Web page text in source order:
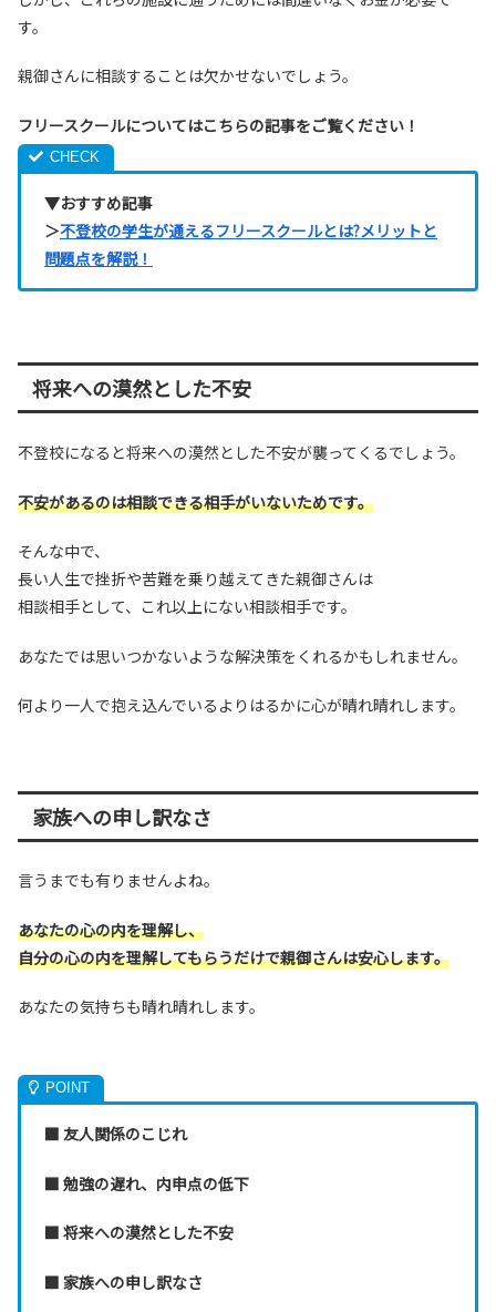
す。
親御さんに相談することは欠かせないでしょう。
フリースクールについてはこちらの記事をご覧ください！
▼おすすめ記事
＞不登校の学生が通えるフリースクールとは?メリットと
問題点を解説！
将来への漠然とした不安
不登校になると将来への漠然とした不安が襲ってくるでしょう。
不安があるのは相談できる相手がいないためです。
そんな中で、
長い人生で挫折や苦難を乗り越えてきた親御さんは
相談相手として、これ以上にない相談相手です。
あなたでは思いつかないような解決策をくれるかもしれません。
何より一人で抱え込んでいるよりはるかに心が晴れ晴れします。
家族への申し訳なさ
言うまでも有りませんよね。
あなたの心の内を理解し、
自分の心の内を理解してもらうだけで親御さんは安心します。
あなたの気持ちも晴れ晴れします。
■ 友人関係のこじれ
■ 勉強の遅れ、内申点の低下
■ 将来への漠然とした不安
■ 家族への申し訳なさ